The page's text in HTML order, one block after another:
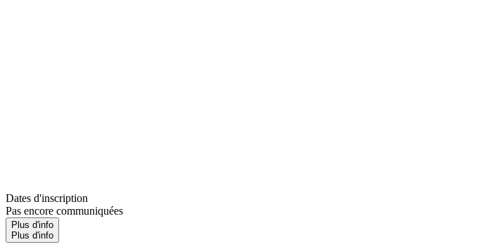
Dates d'inscription
Pas encore communiquées
Plus d'info
Plus d'info